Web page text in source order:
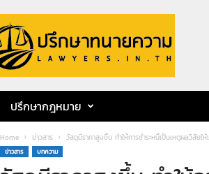
ปรึกษากฎหมาย
Home ข่าวสาร วัสดุมีราคาสูงขึ้น ทำให้การชำระหนี้เป็นเหตุผลวิสัย
ข่าวสาร บทความ